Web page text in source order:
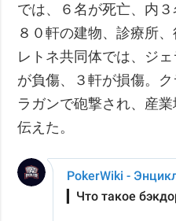
では、６名が死亡、内３
８０軒の建物、診療所
レトネ共同体では、ジ
が負傷、３軒が損傷。
ラガンで砲撃され、産
伝えた。